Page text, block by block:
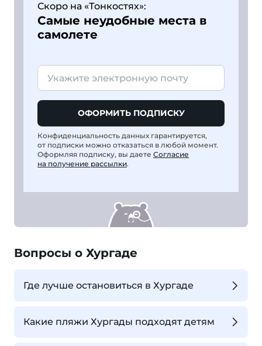
Скоро на «Тонкостях»:
Самые неудобные места в
самолете
ОФОРМИТЬ ПОДПИСКУ
Конфиденциальность данных гарантируется,
от подписки можно отказаться в любой момент.
Оформляя подписку, вы даете Согласие
на получение рассылки.
Вопросы о Хургаде
Где лучше остановиться в Хургаде
Какие пляжи Хургады подходят детям